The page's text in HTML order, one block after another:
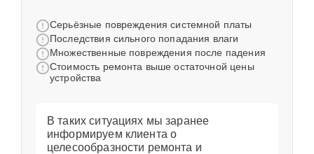
Серьёзные повреждения системной платы
Последствия сильного попадания влаги
Множественные повреждения после падения
Стоимость ремонта выше остаточной цены
устройства
В таких ситуациях мы заранее
информируем клиента о
целесообразности ремонта и